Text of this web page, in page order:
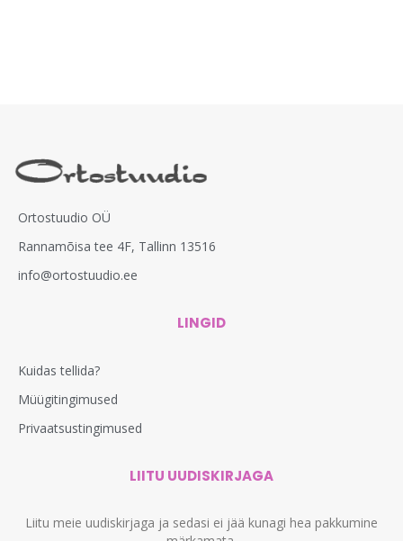
Ortostuudio OÜ
Rannamõisa tee 4F, Tallinn 13516
info@ortostuudio.ee
LINGID
Kuidas tellida?
Müügitingimused
Privaatsustingimused
LIITU UUDISKIRJAGA
Liitu meie uudiskirjaga ja sedasi ei jää kunagi hea pakkumine